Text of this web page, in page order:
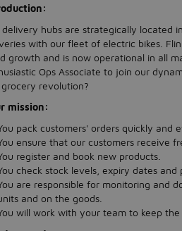
delivery hubs are strategically located
with our fleet of electric bikes.
growth and is now operational in all
Ops Associate to join our
revolution?
mission:
pack customers' orders quickly and
ensure that our customers receive
register and book new products.
check stock levels, expiry dates
are responsible for monitoring and
and on the goods.
will work with your team to keep